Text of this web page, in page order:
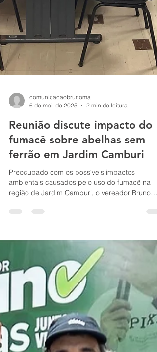
6 de mai. de 2025
2 min de leitura
Reunião discute impacto do
fumacê sobre abelhas sem
ferrão em Jardim Camburi
Preocupado com os possíveis impactos
ambientais causados pelo uso do fumacê na